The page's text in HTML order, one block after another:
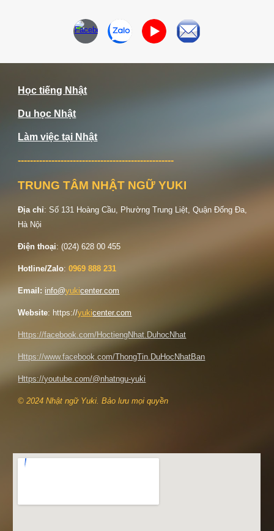
Học tiếng Nhật
Du học Nhật
Làm việc tại Nhật
---------------------------------------------------
TRUNG TÂM NHẬT NGỮ YUKI
Địa chỉ: Số 131 Hoàng Cầu, Phường Trung Liệt, Quận Đống Đa,
Hà Nội
Điện thoại: (024) 628 00 455
Hotline/Zalo:0969 888 231
Email: info@yukicenter.com
Website: https://yukicenter.com
Https://facebook.com/HoctiengNhat.DuhocNhat
Https://www.facebook.com/ThongTin.DuHocNhatBan
Https://youtube.com/@nhatngu-yuki
© 2024 Nhật ngữ Yuki. Bảo lưu mọi quyền